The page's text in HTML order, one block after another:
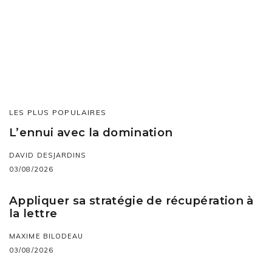
LES PLUS POPULAIRES
L’ennui avec la domination
DAVID DESJARDINS
03/08/2026
Appliquer sa stratégie de récupération à
la lettre
MAXIME BILODEAU
03/08/2026